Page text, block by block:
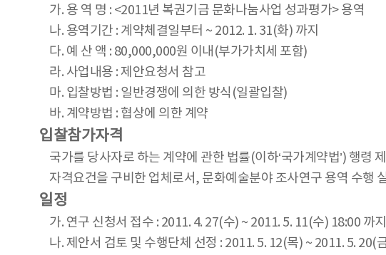
가. 용 역 명 : <2011년 복권기금 문화나눔사업 성과평가> 용역
나. 용역기간 : 계약체결일부터 ~ 2012. 1. 31(화) 까지
다. 예 산 액 : 80,000,000원 이내(부가가치세 포함)
라. 사업내용 : 제안요청서 참고
마. 입찰방법 : 일반경쟁에 의한 방식(일괄입찰)
바. 계약방법 : 협상에 의한 계약
입찰참가자격
국가를 당사자로 하는 계약에 관한 법률(이하‘국가계약법’) 행령
자격요건을 구비한 업체로서, 문화예술분야 조사연구 용역 수행
일정
가. 연구 신청서 접수 : 2011. 4. 27(수) ~ 2011. 5. 11(수) 18:00 까지
나. 제안서 검토 및 수행단체 선정 : 2011. 5. 12(목) ~ 2011. 5. 20(